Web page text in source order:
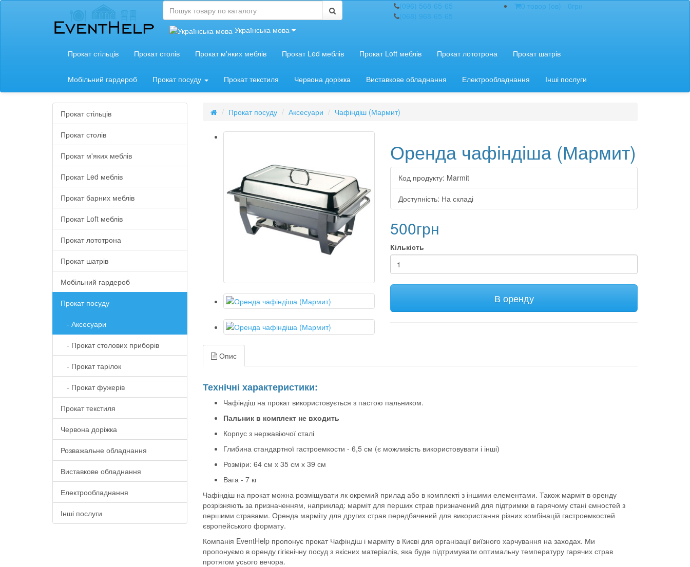
Українська мова
(096) 568-65-65
(068) 968-65-65
0 товор (ов) - 0грн
Прокат стільців Прокат столів Прокат м'яких меблів Прокат Led меблів Прокат Loft меблів Прокат лототрона Прокат шатрів
Мобільний гардероб Прокат посуду Прокат текстиля Червона доріжка Виставкове обладнання Електрообладнання Інші послуги
Прокат стільців
Прокат столів
Прокат м'яких меблів
Прокат Led меблів
Прокат барних меблів
Прокат Loft меблів
Прокат лототрона
Прокат шатрів
Мобільний гардероб
Прокат посуду
- Аксесуари
- Прокат столових приборів
- Прокат тарілок
- Прокат фужерів
Прокат текстиля
Червона доріжка
Розважальне обладнання
Виставкове обладнання
Електрообладнання
Інші послуги
Прокат посуду Аксесуари Чафіндіш (Мармит)
Оренда чафіндіша (Мармит)
Код продукту: Marmit
Доступність: На складі
500грн
Кількість
В оренду
Опис
Технічні характеристики:
Чафіндіш на прокат використовується з пастою пальником.
Пальник в комплект не входить
Корпус з нержавіючої сталі
Глибина стандартної гастроемкости - 6,5 см (є можливість використовувати і інші)
Розміри: 64 см х 35 см х 39 см
Вага - 7 кг
Чафіндіш на прокат можна розміщувати як окремий прилад або в комплекті з іншими елементами. Також марміт в оренду
розрізняють за призначенням, наприклад: марміт для перших страв призначений для підтримки в гарячому стані ємностей з
першими стравами. Оренда марміту для других страв передбачений для використання різних комбінацій гастроемкостей
європейського формату.
Компанія EventHelp пропонує прокат Чафіндіш і марміту в Києві для організації виїзного харчування на заходах. Ми
пропонуємо в оренду гігієнічну посуд з якісних матеріалів, яка буде підтримувати оптимальну температуру гарячих страв
протягом усього вечора.